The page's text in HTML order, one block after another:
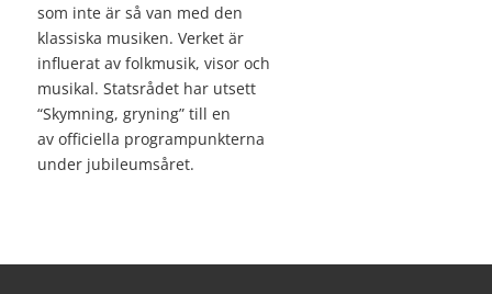
som inte är så van med den
klassiska musiken. Verket är
influerat av folkmusik, visor och
musikal. Statsrådet har utsett
“Skymning, gryning” till en
av officiella programpunkterna
under jubileumsåret.